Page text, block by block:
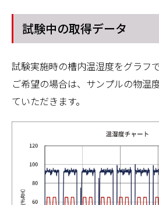
試験中の取得データ
試験実施時の槽内温湿度をグラフ
ご希望の場合は、サンプルの物温
ていただきます。